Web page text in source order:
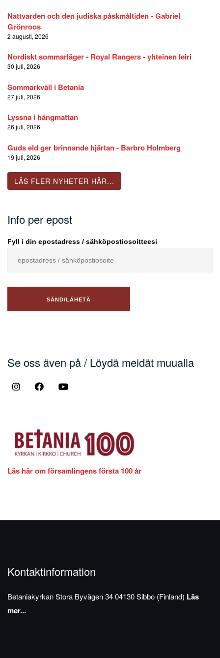
Nattvarden och den judiska påskmåltiden - Gabriel
Grönroos
2 augusti, 2026
Nordiskt sommarläger - Royal Rangers - yhteinen leiri
30 juli, 2026
Sommarkväll i Betania
27 juli, 2026
Lyssna i hängmattan
26 juli, 2026
Guds eld ger brinnande hjärtan - Barbro Holmberg
19 juli, 2026
LÄS FLER NYHETER HÄR...
Info per epost
Fyll i din epostadress / sähköpostiosoitteesi
Se oss även på / Löydä meidät muualla
Läs här om församlingens första 100 år
Kontaktinformation
BetaniakyrkanStora Byvägen 3404130 Sibbo (Finland) Läs
mer...